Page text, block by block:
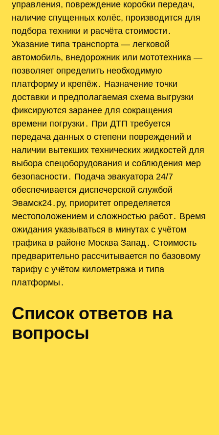
управления, повреждение коробки передач,
наличие спущенных колёс, производится для
подбора техники и расчёта стоимости․
Указание типа транспорта — легковой
автомобиль, внедорожник или мототехника —
позволяет определить необходимую
платформу и крепёж․ Назначение точки
доставки и предполагаемая схема выгрузки
фиксируются заранее для сокращения
времени погрузки․ При ДТП требуется
передача данных о степени повреждений и
наличии вытекших технических жидкостей для
выбора спецоборудования и соблюдения мер
безопасности․ Подача эвакуатора 24/7
обеспечивается диспечерской службой
Эвамск24․ру, приоритет определяется
местоположением и сложностью работ․ Время
ожидания указываться в минутах с учётом
трафика в районе Москва Запад․ Стоимость
предварительно рассчитывается по базовому
тарифу с учётом километража и типа
платформы․
Список ответов на
вопросы